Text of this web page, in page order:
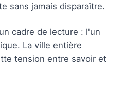
sans jamais disparaître.
cadre de lecture : l'un
La ville entière
tension entre savoir et